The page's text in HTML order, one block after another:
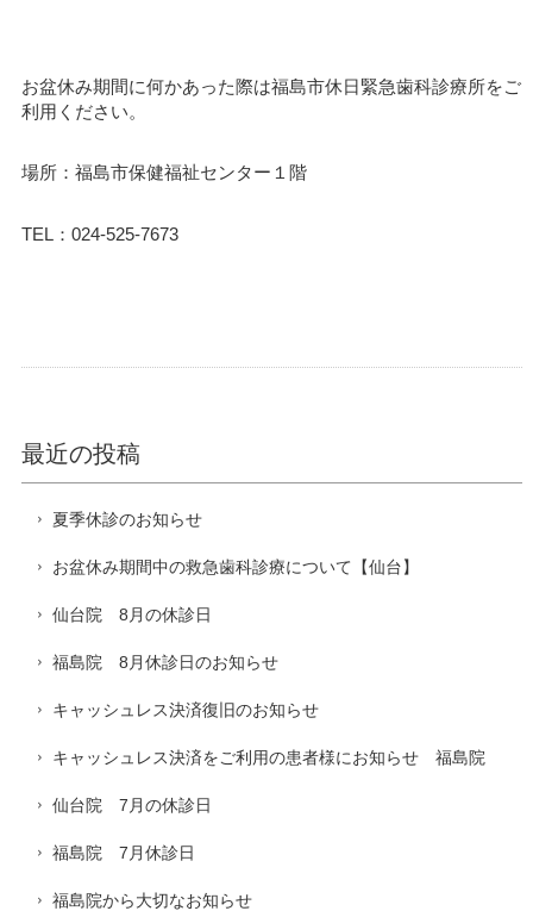
お盆休み期間に何かあった際は福島市休日緊急歯科診療所をご
利用ください。
場所：福島市保健福祉センター１階
TEL：024-525-7673
最近の投稿
夏季休診のお知らせ
お盆休み期間中の救急歯科診療について【仙台】
仙台院 8月の休診日
福島院 8月休診日のお知らせ
キャッシュレス決済復旧のお知らせ
キャッシュレス決済をご利用の患者様にお知らせ 福島院
仙台院 7月の休診日
福島院 7月休診日
福島院から大切なお知らせ